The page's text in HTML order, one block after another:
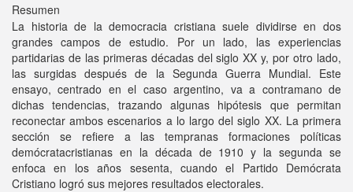
Resumen
La historia de la democracia cristiana suele dividirse en dos
grandes campos de estudio. Por un lado, las experiencias
partidarias de las primeras décadas del siglo XX y, por otro lado,
las surgidas después de la Segunda Guerra Mundial. Este
ensayo, centrado en el caso argentino, va a contramano de
dichas tendencias, trazando algunas hipótesis que permitan
reconectar ambos escenarios a lo largo del siglo XX. La primera
sección se refiere a las tempranas formaciones políticas
demócratacristianas en la década de 1910 y la segunda se
enfoca en los años sesenta, cuando el Partido Demócrata
Cristiano logró sus mejores resultados electorales.